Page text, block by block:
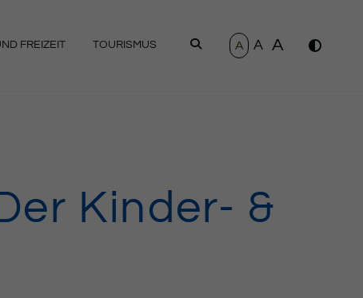
FREIZEIT TOURISMUS SUCHEN
A A A
Kinder- &